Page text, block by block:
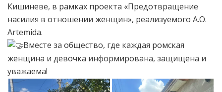
Кишиневе, в рамках проекта «Предотвращение
насилия в отношении женщин», реализуемого A.O.
Artemida.
Вместе за общество, где каждая ромская
женщина и девочка информирована, защищена и
уважаема!